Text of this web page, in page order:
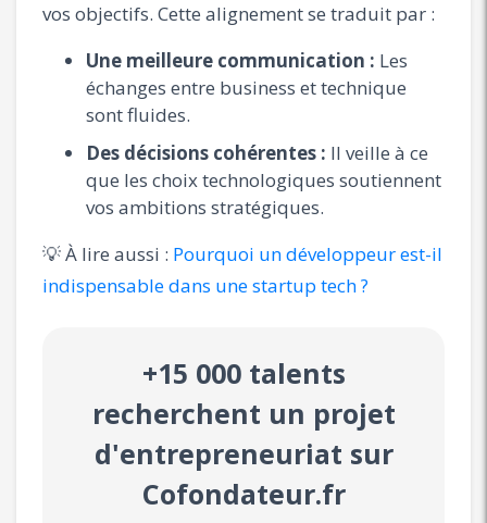
vos objectifs. Cette alignement se traduit par :
Une meilleure communication : Les
échanges entre business et technique
sont fluides.
Des décisions cohérentes : Il veille à ce
que les choix technologiques soutiennent
vos ambitions stratégiques.
💡 À lire aussi : Pourquoi un développeur est-il
indispensable dans une startup tech ?
+15 000 talents
recherchent un projet
d'entrepreneuriat sur
Cofondateur.fr